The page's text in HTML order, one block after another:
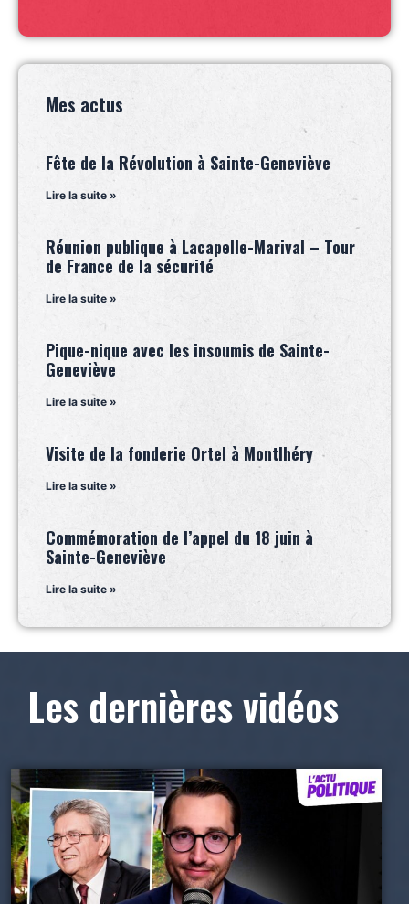
Mes actus
Fête de la Révolution à Sainte-Geneviève
Lire la suite »
Réunion publique à Lacapelle-Marival – Tour
de France de la sécurité
Lire la suite »
Pique-nique avec les insoumis de Sainte-
Geneviève
Lire la suite »
Visite de la fonderie Ortel à Montlhéry
Lire la suite »
Commémoration de l’appel du 18 juin à
Sainte-Geneviève
Lire la suite »
Les dernières vidéos